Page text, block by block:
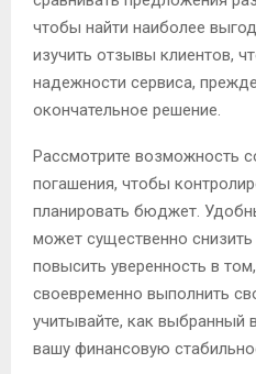
чтобы найти наиболее
изучить отзывы клиентов,
надежности сервиса,
окончательное решение.
Рассмотрите возможность
погашения, чтобы
планировать бюджет.
может существенно снизить
повысить уверенность в
своевременно выполнить
учитывайте, как выбранный
вашу финансовую